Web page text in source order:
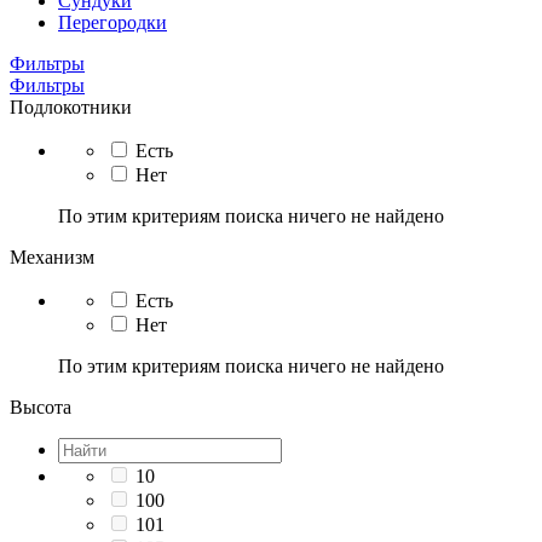
Перегородки
Фильтры
Фильтры
Подлокотники
Есть
Нет
По этим критериям поиска ничего не найдено
Механизм
Есть
Нет
По этим критериям поиска ничего не найдено
Высота
10
100
101